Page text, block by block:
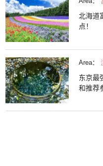
北海道
点！
Area：
东京最
和推荐